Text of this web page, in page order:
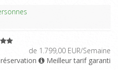
de 1.799,00 EUR/Semaine
Meilleur tarif garanti